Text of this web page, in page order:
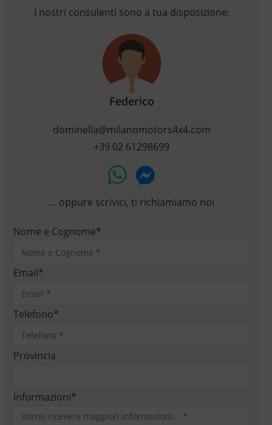
I nostri consulenti sono a tua disposizione:
Federico
dominella@milanomotors4x4.com
+39 02 61298699
... oppure scrivici, ti richiamiamo noi
Nome e Cognome*
Email*
Telefono*
Provincia
Informazioni*